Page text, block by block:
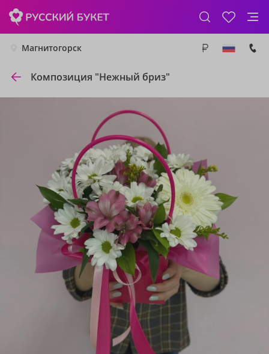
Магнитогорск
Композиция "Нежный бриз"